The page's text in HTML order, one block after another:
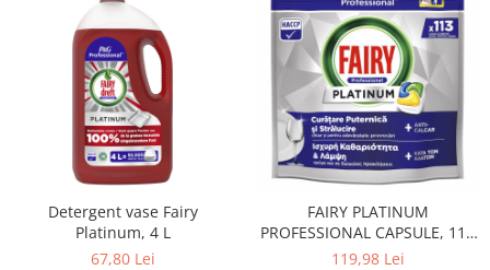
Detergent vase Fairy
Platinum, 4 L
67,80 Lei
FAIRY PLATINUM
PROFESSIONAL CAPSULE, 113
BUC
119,98 Lei